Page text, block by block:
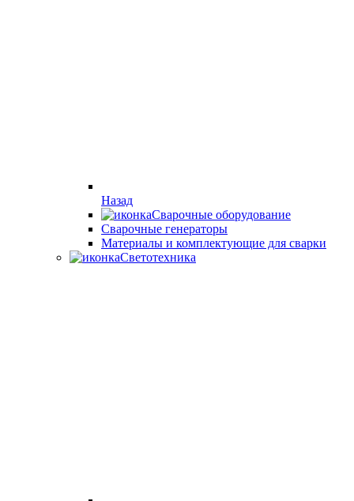
Назад
Сварочные оборудование
Cварочные генераторы
Материалы и комплектующие для сварки
Светотехника